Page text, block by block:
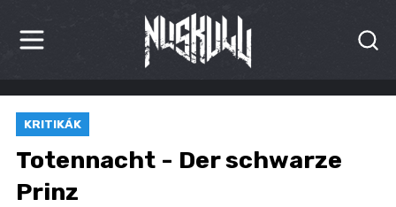
HÍREK
KRITIKÁK
BESZÁMOLÓK
KRITIKÁK
Totennacht - Der schwarze
Prinz